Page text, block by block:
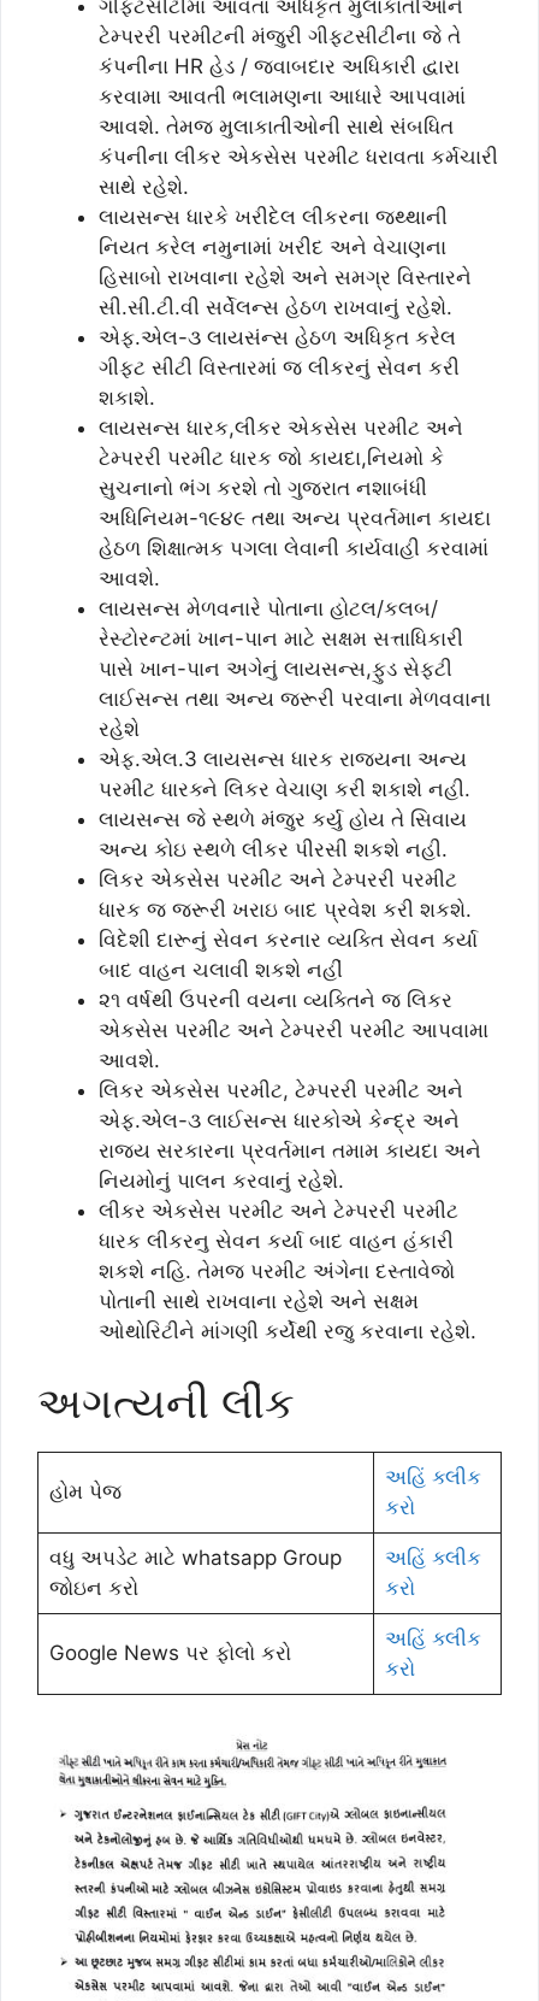
ગીફટસીટીમાં આવતા અધિકૃત મુલાકાતીઓને
ટેમ્પરરી પરમીટની મંજુરી ગીફટસીટીના જે તે
કંપનીના HR હેડ / જવાબદાર અધિકારી દ્વારા
કરવામા આવતી ભલામણના આધારે આપવામાં
આવશે. તેમજ મુલાકાતીઓની સાથે સંબધિત
કંપનીના લીકર એકસેસ પરમીટ ધરાવતા કર્મચારી
સાથે રહેશે.
લાયસન્સ ધારકે ખરીદેલ લીકરના જથ્થાની
નિયત કરેલ નમુનામાં ખરીદ અને વેચાણના
હિસાબો રાખવાના રહેશે અને સમગ્ર વિસ્તારને
સી.સી.ટી.વી સર્વેલન્સ હેઠળ રાખવાનું રહેશે.
એફ.એલ-૩ લાયસંન્સ હેઠળ અધિકૃત કરેલ
ગીફટ સીટી વિસ્તારમાં જ લીકરનું સેવન કરી
શકાશે.
લાયસન્સ ધારક,લીકર એકસેસ પરમીટ અને
ટેમ્પરરી પરમીટ ધારક જો કાયદા,નિયમો કે
સુચનાનો ભંગ કરશે તો ગુજરાત નશાબંધી
અધિનિયમ-૧૯૪૯ તથા અન્ય પ્રવર્તમાન કાયદા
હેઠળ શિક્ષાત્મક પગલા લેવાની કાર્યવાહી કરવામાં
આવશે.
લાયસન્સ મેળવનારે પોતાના હોટલ/કલબ/
રેસ્ટોરન્ટમાં ખાન-પાન માટે સક્ષમ સત્તાધિકારી
પાસે ખાન-પાન અગેનું લાયસન્સ,ફુડ સેફટી
લાઈસન્સ તથા અન્ય જરૂરી પરવાના મેળવવાના
રહેશે
એફ.એલ.3 લાયસન્સ ધારક રાજ્યના અન્ય
પરમીટ ધારક્ને લિકર વેચાણ કરી શકાશે નહી.
લાયસન્સ જે સ્થળે મંજુર કર્યુ હોય તે સિવાય
અન્ય કોઇ સ્થળે લીકર પીરસી શકશે નહી.
લિકર એકસેસ પરમીટ અને ટેમ્પરરી પરમીટ
ધારક જ જરૂરી ખરાઇ બાદ પ્રવેશ કરી શકશે.
વિદેશી દારૂનું સેવન કરનાર વ્યક્તિ સેવન કર્યા
બાદ વાહન ચલાવી શકશે નહીં
૨૧ વર્ષથી ઉપરની વયના વ્યક્તિને જ લિકર
એકસેસ પરમીટ અને ટેમ્પરરી પરમીટ આપવામા
આવશે.
લિકર એકસેસ પરમીટ, ટેમ્પરરી પરમીટ અને
એફ.એલ-૩ લાઈસન્સ ધારકોએ કેન્દ્ર અને
રાજ્ય સરકારના પ્રવર્તમાન તમામ કાયદા અને
નિયમોનું પાલન કરવાનું રહેશે.
લીકર એકસેસ પરમીટ અને ટેમ્પરરી પરમીટ
ધારક લીકરનુ સેવન કર્યા બાદ વાહન હંકારી
શકશે નહિ. તેમજ પરમીટ અંગેના દસ્તાવેજો
પોતાની સાથે રાખવાના રહેશે અને સક્ષમ
ઓથોરિટીને માંગણી કર્યેથી રજુ કરવાના રહેશે.
અગત્યની લીંક
હોમ પેજ
અહિં ક્લીક
કરો
વધુ અપડેટ માટે whatsapp Group
જોઇન કરો
અહિં ક્લીક
કરો
Google News પર ફોલો કરો
અહિં ક્લીક
કરો